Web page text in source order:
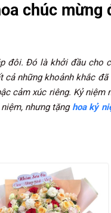
chúc mừng
đôi. Đó là khởi đầu cho
những khoảnh khắc
cảm xúc riêng. Kỷ
nhưng tặng hoa kỷ